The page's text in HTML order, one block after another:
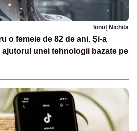
Ionuț Nichita
o femeie de 82 de ani. Și-a
unei tehnologii bazate pe